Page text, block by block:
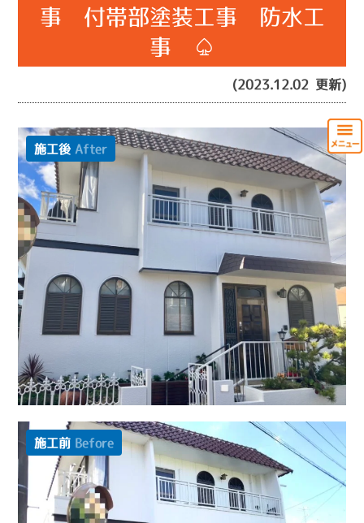
事 付帯部塗装工事 防水工
事 ♤
(2023.12.02 更新)
施工後 After
施工前 Before